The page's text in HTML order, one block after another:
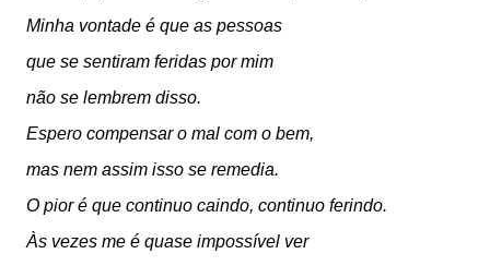
Minha vontade é que as pessoas
que se sentiram feridas por mim
não se lembrem disso.
Espero compensar o mal com o bem,
mas nem assim isso se remedia.
O pior é que continuo caindo, continuo ferindo.
Às vezes me é quase impossível ver